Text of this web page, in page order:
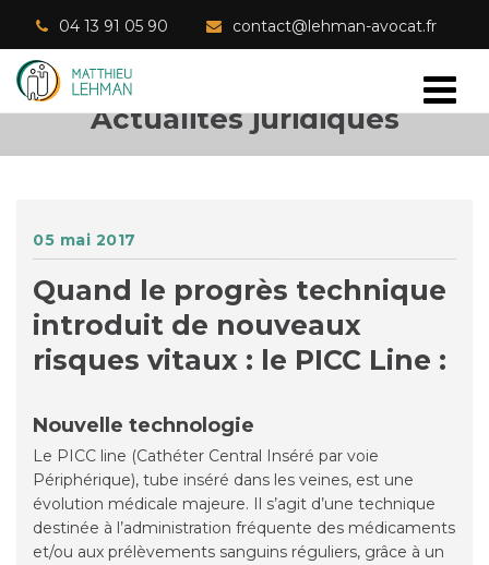
04 13 91 05 90 contact@lehman-avocat.fr
Actualités juridiques
05 mai 2017
Quand le progrès technique
introduit de nouveaux
risques vitaux : le PICC Line :
Nouvelle technologie
Le PICC line (Cathéter Central Inséré par voie
Périphérique), tube inséré dans les veines, est une
évolution médicale majeure. Il s’agit d’une technique
destinée à l’administration fréquente des médicaments
et/ou aux prélèvements sanguins réguliers, grâce à un